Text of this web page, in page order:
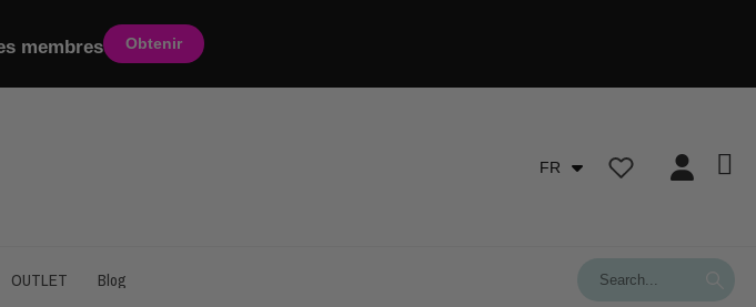
membres Obtenir
FR
OUTLET Blog